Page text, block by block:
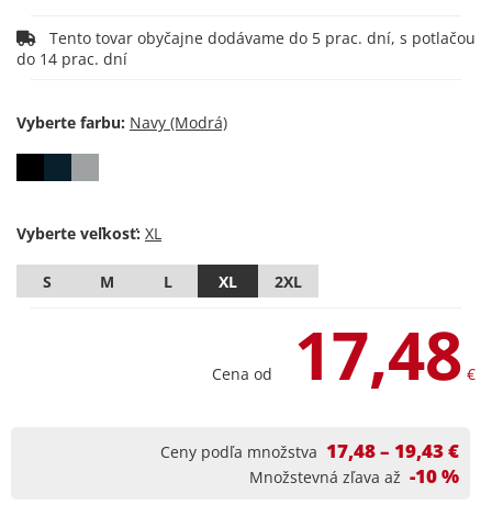
do 14 prac. dní
Vyberte farbu:
Vyberte veľkosť:
S M L XL 2XL
Cena od 17,48 €
Ceny podľa množstva 17,48 – 19,43 €
Množstevná zľava až -10 %